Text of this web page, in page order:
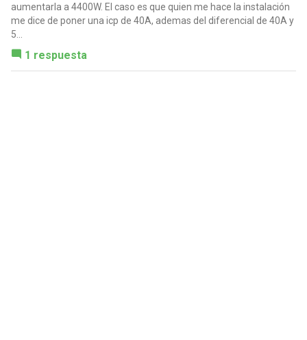
aumentarla a 4400W. El caso es que quien me hace la instalación
me dice de poner una icp de 40A, ademas del diferencial de 40A y
5...
1 respuesta